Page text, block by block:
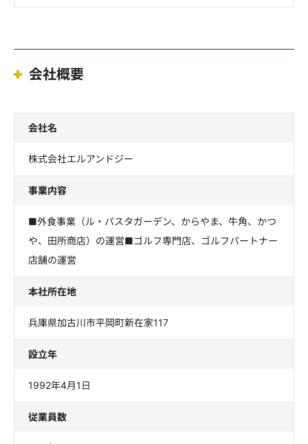
会社概要
会社名
株式会社エルアンドジー
事業内容
■外食事業（ル・パスタガーデン、からやま、牛角、かつ
や、田所商店）の運営■ゴルフ専門店、ゴルフパートナー
店舗の運営
本社所在地
兵庫県加古川市平岡町新在家117
設立年
1992年4月1日
従業員数